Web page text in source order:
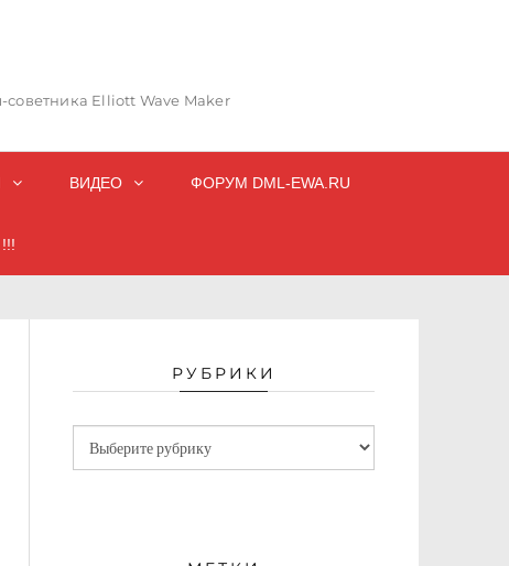
Elliott Wave Maker
ВИДЕО ФОРУМ DML-EWA.RU
РУБРИКИ